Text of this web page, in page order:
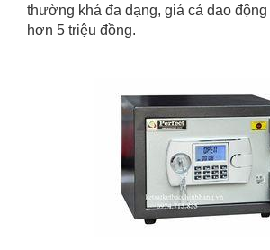
thường khá đa dạng, giá cả dao
hơn 5 triệu đồng.